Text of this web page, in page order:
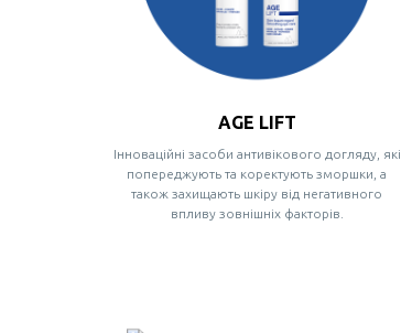
AGE LIFT
Інноваційні засоби антивікового догляду, які
попереджують та коректують зморшки, а
також захищають шкіру від негативного
впливу зовнішніх факторів.